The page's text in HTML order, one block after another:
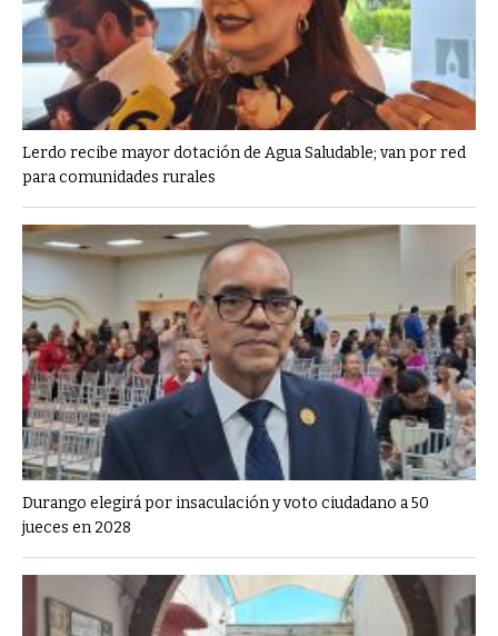
Lerdo recibe mayor dotación de Agua Saludable; van por red
para comunidades rurales
Durango elegirá por insaculación y voto ciudadano a 50
jueces en 2028